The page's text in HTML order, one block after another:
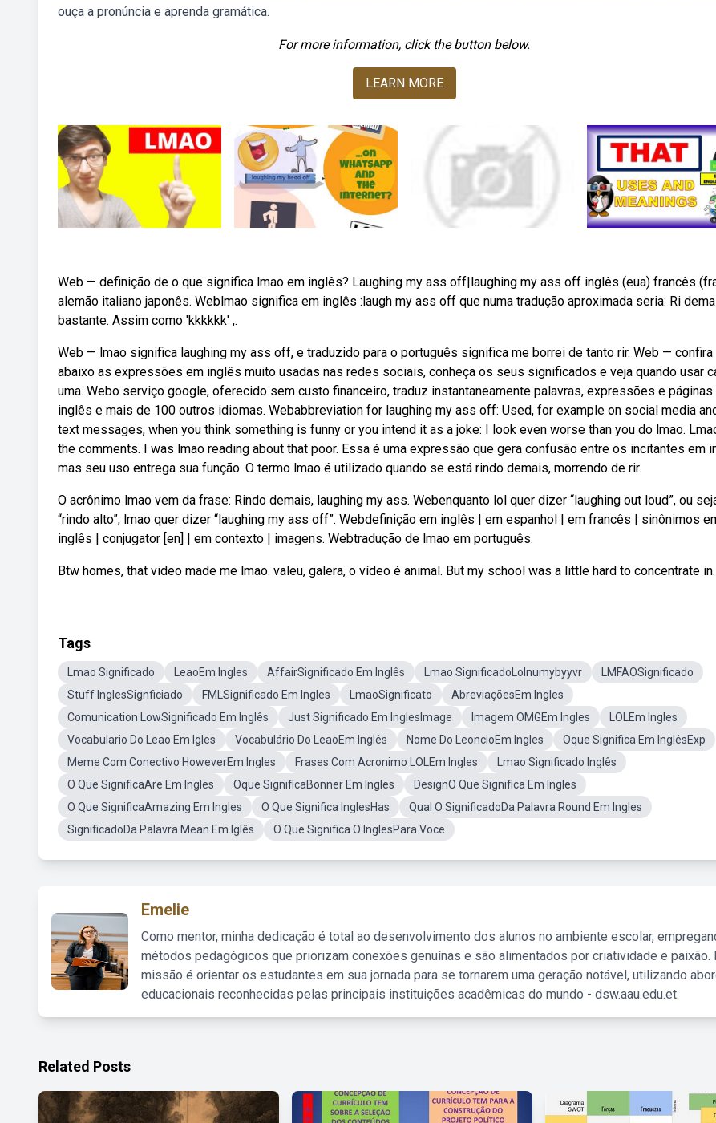
ouça a pronúncia e aprenda gramática.
For more information, click the button below.
LEARN MORE
Web — definição de o que significa lmao em inglês? Laughing my ass off|laughing my ass off inglês (eua) francês
alemão italiano japonês. Weblmao significa em inglês :laugh my ass off que numa tradução aproximada seria: Ri
bastante. Assim como 'kkkkkk' ,.
Web — lmao significa laughing my ass off, e traduzido para o português significa me borrei de tanto rir. Web — confira
abaixo as expressões em inglês muito usadas nas redes sociais, conheça os seus significados e veja quando usar
uma. Webo serviço google, oferecido sem custo financeiro, traduz instantaneamente palavras, expressões e páginas
inglês e mais de 100 outros idiomas. Webabbreviation for laughing my ass off: Used, for example on social media
text messages, when you think something is funny or you intend it as a joke: I look even worse than you do lmao.
the comments. I was lmao reading about that poor. Essa é uma expressão que gera confusão entre os incitantes em
mas seu uso entrega sua função. O termo lmao é utilizado quando se está rindo demais, morrendo de rir.
O acrônimo lmao vem da frase: Rindo demais, laughing my ass. Webenquanto lol quer dizer “laughing out loud”, ou
“rindo alto”, lmao quer dizer “laughing my ass off”. Webdefinição em inglês | em espanhol | em francês | sinônimos
inglês | conjugator [en] | em contexto | imagens. Webtradução de lmao em português.
Btw homes, that video made me lmao. valeu, galera, o vídeo é animal. But my school was a little hard to concentrate in.
Tags
Lmao Significado LeaoEm Ingles AffairSignificado Em Inglês Lmao SignificadoLolnumybyyvr
LMFAOSignificado
Stuff InglesSignficiado
FMLSignificado Em Ingles LmaoSignificato
AbreviaçõesEm Ingles
Comunication LowSignificado Em Inglês
Just Significado Em InglesImage Imagem OMGEm Ingles
LOLEm Ingles
Vocabulario Do Leao Em Igles
Vocabulário Do LeaoEm Inglês Nome Do LeoncioEm Ingles
Oque Significa Em InglêsExp
Meme Com Conectivo HoweverEm Ingles
Frases Com Acronimo LOLEm Ingles
Lmao Significado Inglês
O Que SignificaAre Em Ingles
Oque SignificaBonner Em Ingles
DesignO Que Significa Em Ingles
O Que SignificaAmazing Em Ingles
O Que Significa InglesHas
Qual O SignificadoDa Palavra Round Em Ingles
SignificadoDa Palavra Mean Em Iglês
O Que Significa O InglesPara Voce
Emelie
Como mentor, minha dedicação é total ao desenvolvimento dos alunos no ambiente escolar,
métodos pedagógicos que priorizam conexões genuínas e são alimentados por criatividade e paixão.
missão é orientar os estudantes em sua jornada para se tornarem uma geração notável, utilizando
educacionais reconhecidas pelas principais instituições acadêmicas do mundo - dsw.aau.edu.et.
Related Posts